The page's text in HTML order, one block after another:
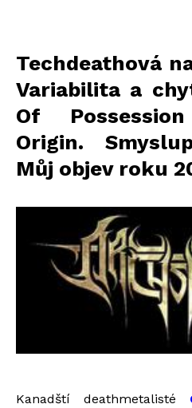
Techdeathová
Variabilita a
Of
Origin.
Můj objev roku
Kanadští deathmetalisté